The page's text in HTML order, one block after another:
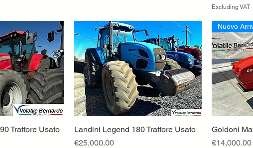
Excluding VAT
ViewTrattore Usato
Quick View
Landini Legend 180 Trattore Usato
Price
€25,000.00
Nuovo
Goldoni
Price
€14,000.00